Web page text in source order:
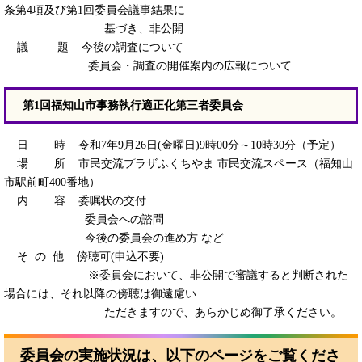
条第4項及び第1回委員会議事結果に
基づき、非公開
​ 議 題 今後の調査について
​ 委員会・調査の開催案内の広報について
第1回福知山市事務執行適正化第三者委員会
日 時 令和7年9月26日(金曜日)9時00分～10時30分（予定）
場 所 市民交流プラザふくちやま 市民交流スペース（福知山
市駅前町400番地）
​ 内 容 委嘱状の交付
​ 委員会への諮問
​ 今後の委員会の進め方 など
​ そ の 他 傍聴可(申込不要)
​ ※委員会において、非公開で審議すると判断された
場合には、それ以降の傍聴は御遠慮い
ただきますので、あらかじめ御了承ください。
委員会の実施状況は、以下のページをご覧くださ